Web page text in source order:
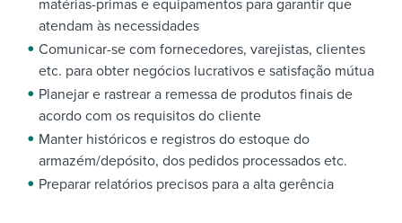
matérias-primas e equipamentos para garantir que
atendam às necessidades
Comunicar-se com fornecedores, varejistas, clientes
etc. para obter negócios lucrativos e satisfação mútua
Planejar e rastrear a remessa de produtos finais de
acordo com os requisitos do cliente
Manter históricos e registros do estoque do
armazém/depósito, dos pedidos processados etc.
Preparar relatórios precisos para a alta gerência